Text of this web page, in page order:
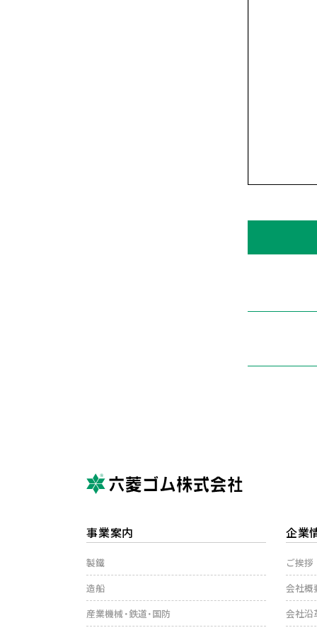
事業案内
製鐵
造船
産業機械・鉄道・国防
企業
ご挨拶
会社概
会社沿